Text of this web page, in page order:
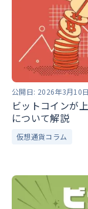
公開日: 2026年3月10日
ビットコインが
について解説
仮想通貨コラム